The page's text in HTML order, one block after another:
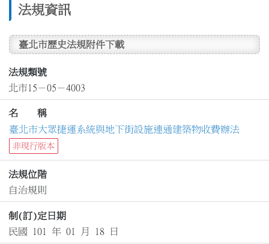
法規資訊
臺北市歷史法規附件下載
法規類號
北市15－05－4003
名 稱
臺北市大眾捷運系統與地下街設施連通建築物收費辦法
非現行版本
法規位階
自治規則
制(訂)定日期
民國 101 年 01 月 18 日